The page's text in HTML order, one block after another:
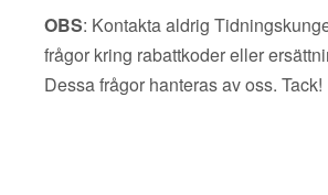
OBS: Kontakta aldrig
frågor kring rabattkoder eller
Dessa frågor hanteras av oss. Tack!